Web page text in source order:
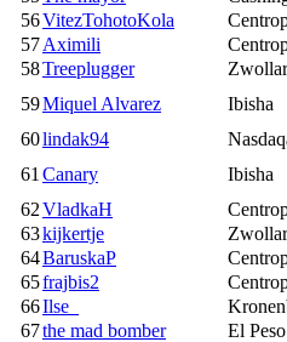
56VitezTohotoKola
57Aximili
58Treeplugger Zwollar
59Miquel Alvarez Ibisha
60lindak94
61 Canary Ibisha
62VladkaH
63kijkertje Zwollar
64BaruskaP
65frajbis2
66Ilse_
67the mad bomber El Peso